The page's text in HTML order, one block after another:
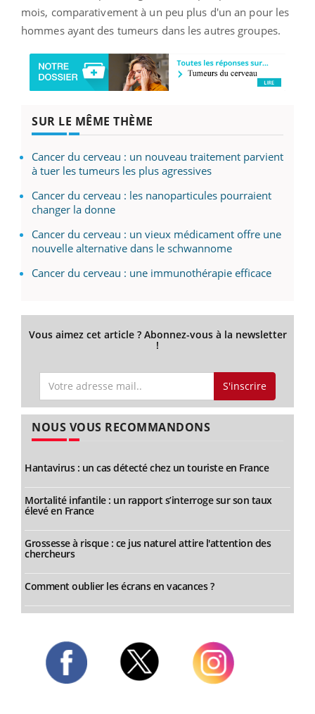
mois, comparativement à un peu plus d'un an pour les
hommes ayant des tumeurs dans les autres groupes.
SUR LE MÊME THÈME
Cancer du cerveau : un nouveau traitement parvient
à tuer les tumeurs les plus agressives
Cancer du cerveau : les nanoparticules pourraient
changer la donne
Cancer du cerveau : un vieux médicament offre une
nouvelle alternative dans le schwannome
Cancer du cerveau : une immunothérapie efficace
Vous aimez cet article ? Abonnez-vous à la newsletter
!
S'inscrire
NOUS VOUS RECOMMANDONS
Hantavirus : un cas détecté chez un touriste en France
Mortalité infantile : un rapport s’interroge sur son taux
élevé en France
Grossesse à risque : ce jus naturel attire l'attention des
chercheurs
Comment oublier les écrans en vacances ?